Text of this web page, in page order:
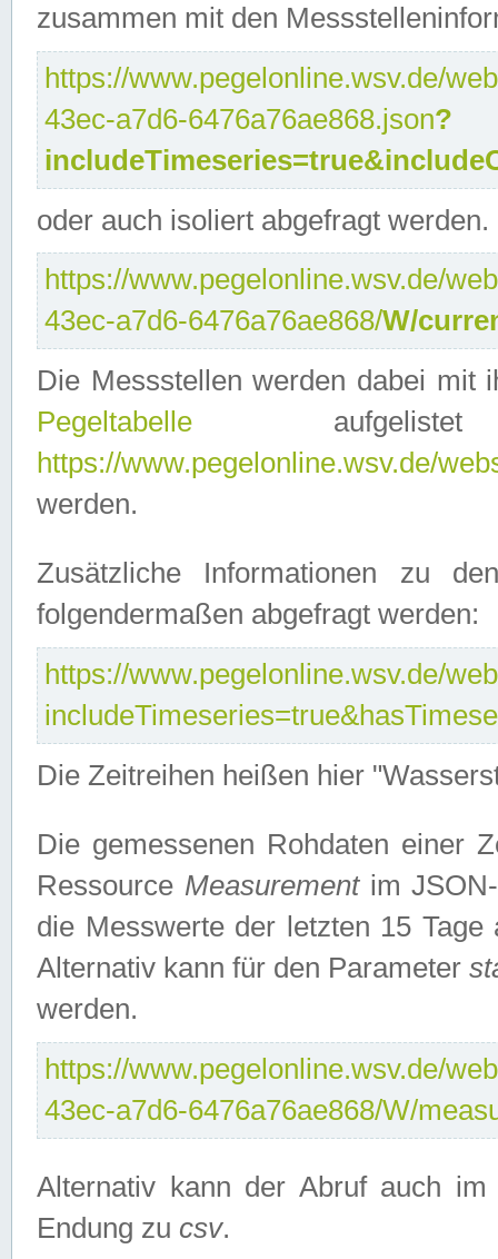
zusammen mit den
https://www.pegelonline.wsv.de/
43ec-a7d6-6476a76ae868.json?
oder auch isoliert abgefragt werden.
https://www.pegelonline.wsv.de/
43ec-a7d6-6476a76ae868/W/
Die Messstellen werden dabei mit
Pegeltabelle
https://www.pegelonline.wsv.de/
werden.
Zusätzliche Informationen zu
folgendermaßen abgefragt werden:
https://www.pegelonline.wsv.de/
Die Zeitreihen heißen hier
Die gemessenen Rohdaten einer
Ressource Measurementim JSON-
die Messwerte der letzten 15
Alternativ kann für den Parameter
werden.
https://www.pegelonline.wsv.de/
43ec-a7d6-6476a76ae868/W/
Alternativ kann der Abruf auch
Endung zu csv.